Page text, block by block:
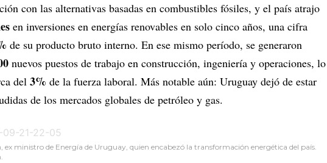
con las alternativas basadas en combustibles fósiles, y el país atrajo
en inversiones en energías renovables en solo cinco años, una cifra
de su producto bruto interno. En ese mismo período, se generaron
nuevos puestos de trabajo en construcción, ingeniería y operaciones, lo
del 3% de la fuerza laboral. Más notable aún: Uruguay dejó de estar
de los mercados globales de petróleo y gas.
ex ministro de Energía de Uruguay, quien encabezó la transformación energética del país.